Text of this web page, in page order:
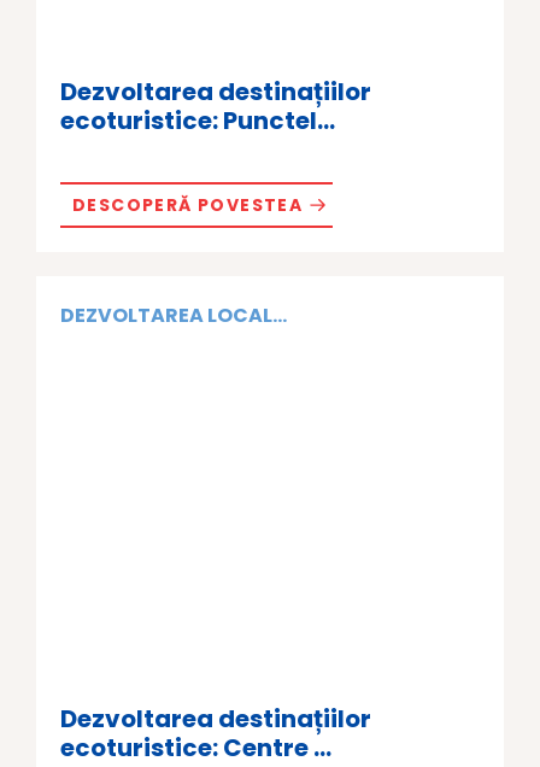
Dezvoltarea destinațiilor
ecoturistice: Punctel...
DESCOPERĂ POVESTEA
DEZVOLTAREA LOCAL...
Dezvoltarea destinațiilor
ecoturistice: Centre ...